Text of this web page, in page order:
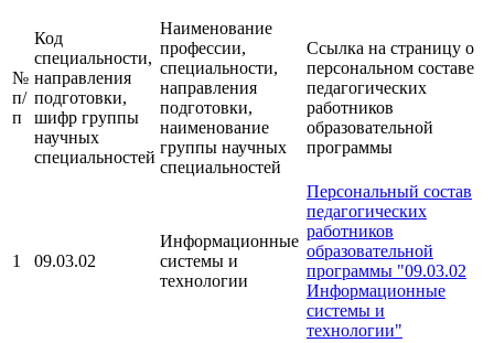
№
п/
п
Код
специальности,
направления
подготовки,
шифр группы
научных
специальностей
Наименование
профессии,
специальности,
направления
подготовки,
наименование
группы научных
специальностей
Ссылка на страницу о
персональном составе
педагогических
работников
образовательной
программы
1 09.03.02
Информационные
системы и
технологии
Персональный состав
педагогических
работников
образовательной
программы "09.03.02
Информационные
системы и
технологии"